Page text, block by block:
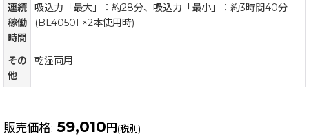
連続
稼働
時間
吸込力「最大」：約28分、吸込力「最小」：約3時間40分
(BL4050F×2本使用時)
その
他
乾湿両用
販売価格: 59,010円(税別)